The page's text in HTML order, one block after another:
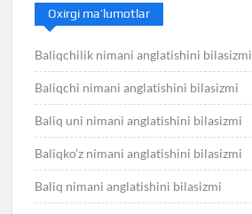
Oxirgi ma’lumotlar
Baliqchilik nimani anglatishini bilasizmi
Baliqchi nimani anglatishini bilasizmi
Baliq uni nimani anglatishini bilasizmi
Baliqko’z nimani anglatishini bilasizmi
Baliq nimani anglatishini bilasizmi